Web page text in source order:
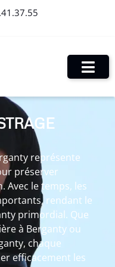
représente
préserver
Avec le temps, les
rendant le
primordial. Que
à Berganty ou
chaque
efficacement les